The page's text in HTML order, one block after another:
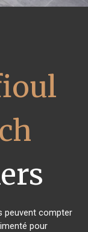
peuvent compter
pour